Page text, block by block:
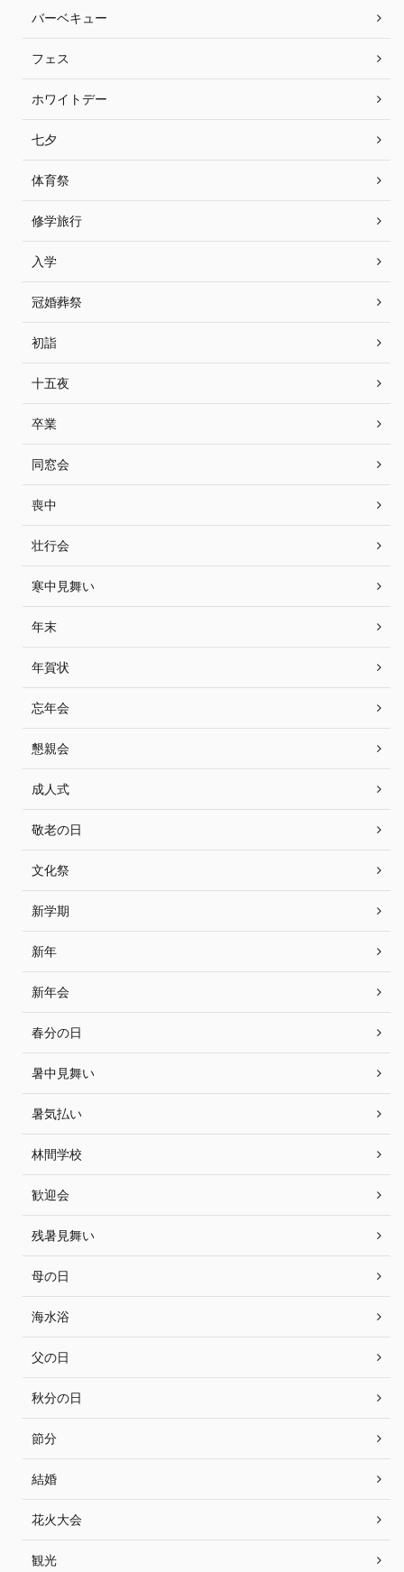
バーベキュー
フェス
ホワイトデー
七夕
体育祭
修学旅行
入学
冠婚葬祭
初詣
十五夜
卒業
同窓会
喪中
壮行会
寒中見舞い
年末
年賀状
忘年会
懇親会
成人式
敬老の日
文化祭
新学期
新年
新年会
春分の日
暑中見舞い
暑気払い
林間学校
歓迎会
残暑見舞い
母の日
海水浴
父の日
秋分の日
節分
結婚
花火大会
観光